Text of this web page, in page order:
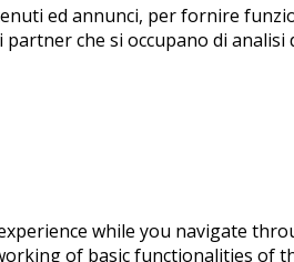
ed annunci, per fornire
che si occupano di analisi
while you navigate
of basic functionalities of